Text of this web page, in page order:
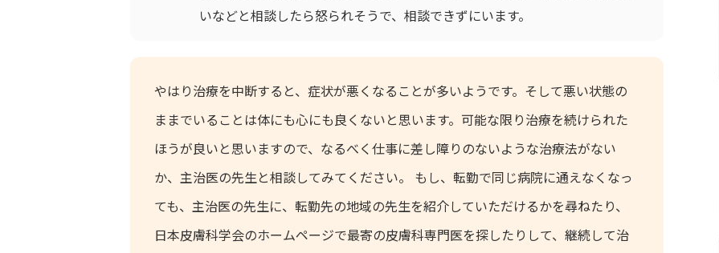
いなどと相談したら怒られそうで、相談できずにいます。
やはり治療を中断すると、症状が悪くなることが多いようです。そして悪い状態の
ままでいることは体にも心にも良くないと思います。可能な限り治療を続けられた
ほうが良いと思いますので、なるべく仕事に差し障りのないような治療法がない
か、主治医の先生と相談してみてください。 もし、転勤で同じ病院に通えなくなっ
ても、主治医の先生に、転勤先の地域の先生を紹介していただけるかを尋ねたり、
日本皮膚科学会のホームページで最寄の皮膚科専門医を探したりして、継続して治